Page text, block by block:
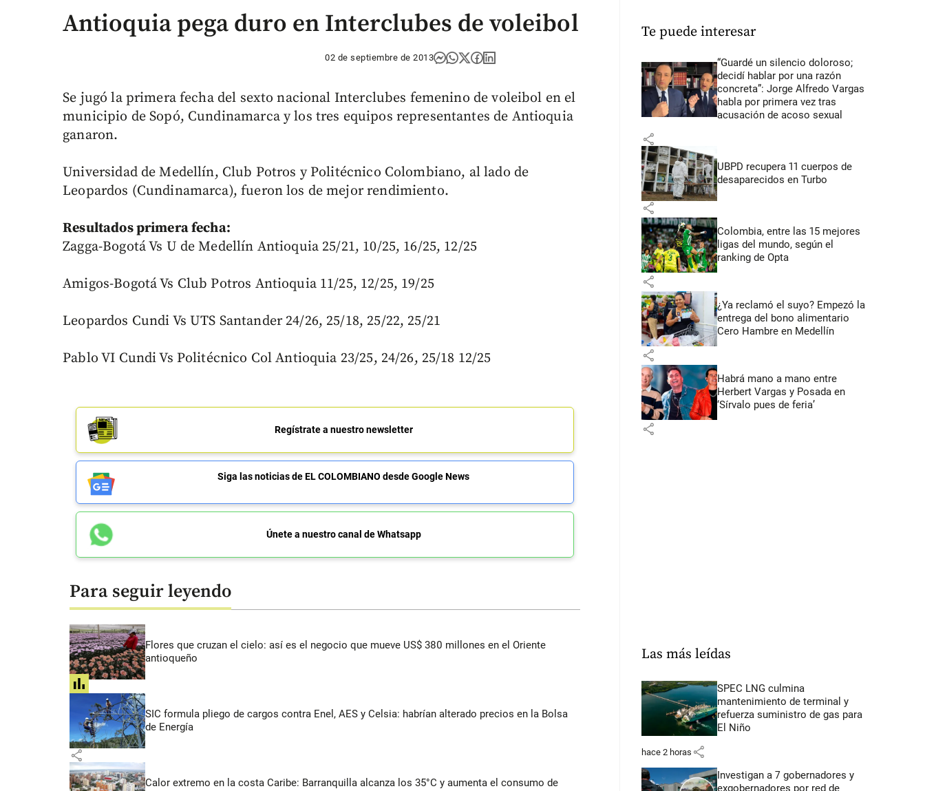
Antioquia pega duro en Interclubes de voleibol
02 de septiembre de 2013
Se jugó la primera fecha del sexto nacional Interclubes femenino de voleibol en el
municipio de Sopó, Cundinamarca y los tres equipos representantes de Antioquia
ganaron.
Universidad de Medellín, Club Potros y Politécnico Colombiano, al lado de
Leopardos (Cundinamarca), fueron los de mejor rendimiento.
Resultados primera fecha:
Zagga-Bogotá Vs U de Medellín Antioquia 25/21, 10/25, 16/25, 12/25
Amigos-Bogotá Vs Club Potros Antioquia 11/25, 12/25, 19/25
Leopardos Cundi Vs UTS Santander 24/26, 25/18, 25/22, 25/21
Pablo VI Cundi Vs Politécnico Col Antioquia 23/25, 24/26, 25/18 12/25
Regístrate a nuestro newsletter
Siga las noticias de EL COLOMBIANO desde Google News
Únete a nuestro canal de Whatsapp
Para seguir leyendo
Flores que cruzan el cielo: así es el negocio que mueve US$ 380 millones en el Oriente
antioqueño
share
SIC formula pliego de cargos contra Enel, AES y Celsia: habrían alterado precios en la Bolsa
de Energía
share
Calor extremo en la costa Caribe: Barranquilla alcanza los 35°C y aumenta el consumo de
Te puede interesar
“Guardé un silencio doloroso;
decidí hablar por una razón
concreta”: Jorge Alfredo Vargas
habla por primera vez tras
acusación de acoso sexual
share
UBPD recupera 11 cuerpos de
desaparecidos en Turbo
share
Colombia, entre las 15 mejores
ligas del mundo, según el
ranking de Opta
share
¿Ya reclamó el suyo? Empezó la
entrega del bono alimentario
Cero Hambre en Medellín
share
Habrá mano a mano entre
Herbert Vargas y Posada en
‘Sírvalo pues de feria’
share
Las más leídas
SPEC LNG culmina
mantenimiento de terminal y
refuerza suministro de gas para
El Niño
hace 2 horas share
Investigan a 7 gobernadores y
exgobernadores por red de